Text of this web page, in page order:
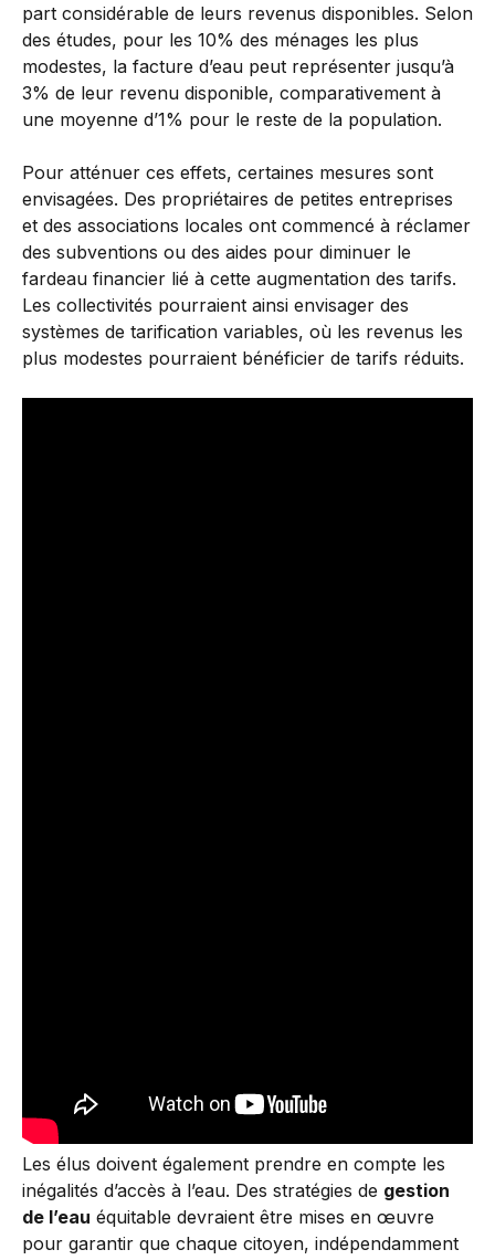
part considérable de leurs revenus disponibles. Selon
des études, pour les 10% des ménages les plus
modestes, la facture d’eau peut représenter jusqu’à
3% de leur revenu disponible, comparativement à
une moyenne d’1% pour le reste de la population.
Pour atténuer ces effets, certaines mesures sont
envisagées. Des propriétaires de petites entreprises
et des associations locales ont commencé à réclamer
des subventions ou des aides pour diminuer le
fardeau financier lié à cette augmentation des tarifs.
Les collectivités pourraient ainsi envisager des
systèmes de tarification variables, où les revenus les
plus modestes pourraient bénéficier de tarifs réduits.
Les élus doivent également prendre en compte les
inégalités d’accès à l’eau. Des stratégies de gestion
de l’eau équitable devraient être mises en œuvre
pour garantir que chaque citoyen, indépendamment